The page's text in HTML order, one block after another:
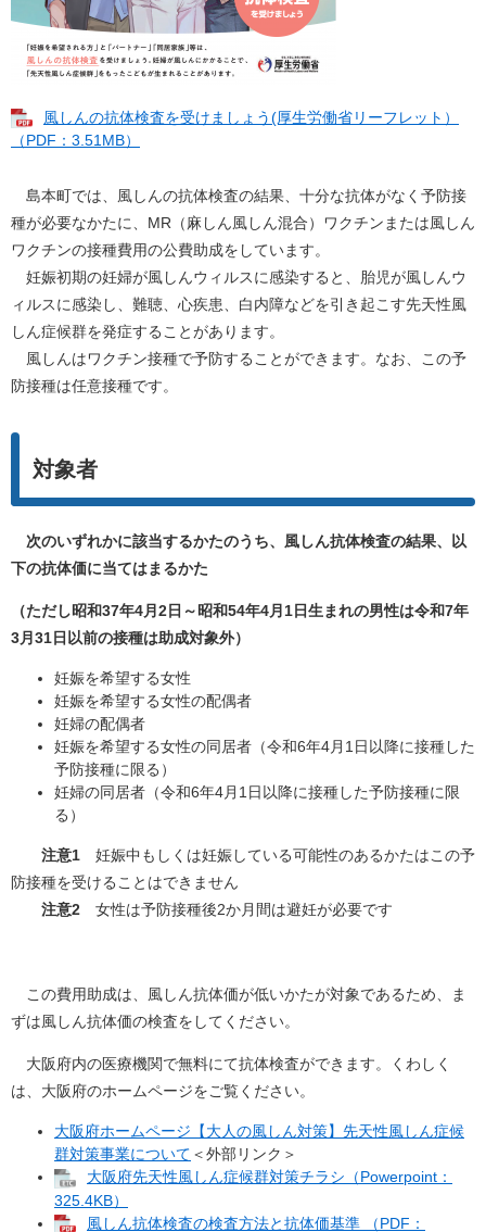
風しんの抗体検査を受けましょう(厚生労働省リーフレット）
（PDF：3.51MB）
島本町では、風しんの抗体検査の結果、十分な抗体がなく予防接
種が必要なかたに、MR（麻しん風しん混合）ワクチンまたは風しん
ワクチンの接種費用の公費助成をしています。
妊娠初期の妊婦が風しんウィルスに感染すると、胎児が風しんウ
ィルスに感染し、難聴、心疾患、白内障などを引き起こす先天性風
しん症候群を発症することがあります。
風しんはワクチン接種で予防することができます。なお、この予
防接種は任意接種です。
対象者
次のいずれかに該当するかたのうち、風しん抗体検査の結果、以
下の抗体価に当てはまるかた
（ただし昭和37年4月2日～昭和54年4月1日生まれの男性は令和7年
3月31日以前の接種は助成対象外​）
妊娠を希望する女性
妊娠を希望する女性の配偶者
妊婦の配偶者
妊娠を希望する女性の同居者（令和6年4月1日以降に接種した
予防接種に限る）
妊婦の同居者（令和6年4月1日以降に接種した予防接種に限
る）​
注意1 妊娠中もしくは妊娠している可能性のあるかたはこの予
防接種を受けることはできません
注意2 女性は予防接種後2か月間は避妊が必要です
この費用助成は、風しん抗体価が低いかたが対象であるため、ま
ずは風しん抗体価の検査をしてください。
大阪府内の医療機関で無料にて抗体検査ができます。くわしく
は、大阪府のホームページをご覧ください。
大阪府ホームページ【大人の風しん対策】先天性風しん症候
群対策事業について ＜外部リンク＞
大阪府先天性風しん症候群対策チラシ（Powerpoint：
325.4KB）
風しん抗体検査の検査方法と抗体価基準 （PDF：